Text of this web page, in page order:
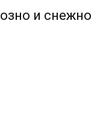
и снежно